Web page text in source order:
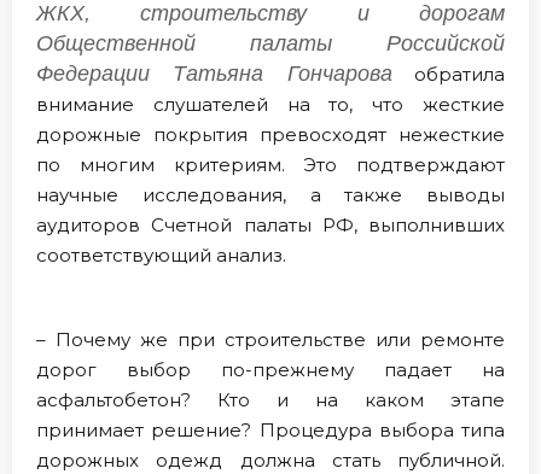
ЖКХ, строительству и дорогам
Общественной палаты Российской
Федерации Татьяна Гончароваобратила
внимание слушателей на то, что жесткие
дорожные покрытия превосходят нежесткие
по многим критериям. Это подтверждают
научные исследования, а также выводы
аудиторов Счетной палаты РФ, выполнивших
соответствующий анализ.
– Почему же при строительстве или ремонте
дорог выбор по-прежнему падает на
асфальтобетон? Кто и на каком этапе
принимает решение? Процедура выбора типа
дорожных одежд должна стать публичной.